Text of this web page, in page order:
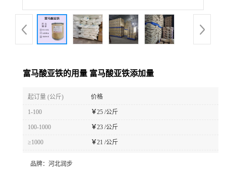
富马酸亚铁的用量 富马酸亚铁添加量
起订量 (公斤) 价格
1-100 ￥25 /公斤
100-1000 ￥23 /公斤
≥1000 ￥21 /公斤
品牌： 河北润步